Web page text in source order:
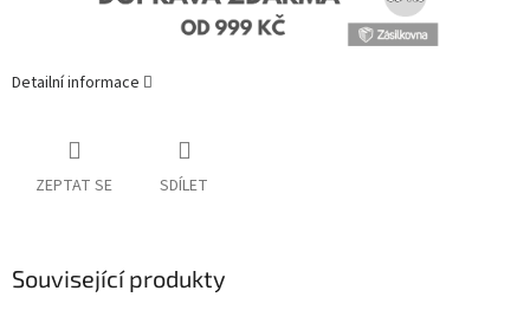
Detailní informace
ZEPTAT SE SDÍLET
Související produkty